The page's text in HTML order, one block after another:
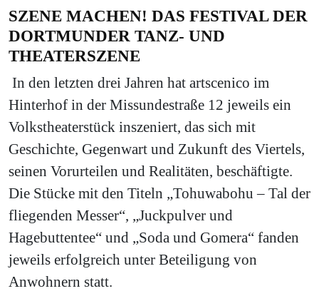
SZENE MACHEN! DAS FESTIVAL DER
DORTMUNDER TANZ- UND
THEATERSZENE
In den letzten drei Jahren hat artscenico im
Hinterhof in der Missundestraße 12 jeweils ein
Volkstheaterstück inszeniert, das sich mit
Geschichte, Gegenwart und Zukunft des Viertels,
seinen Vorurteilen und Realitäten, beschäftigte.
Die Stücke mit den Titeln „Tohuwabohu – Tal der
fliegenden Messer“, „Juckpulver und
Hagebuttentee“ und „Soda und Gomera“ fanden
jeweils erfolgreich unter Beteiligung von
Anwohnern statt.